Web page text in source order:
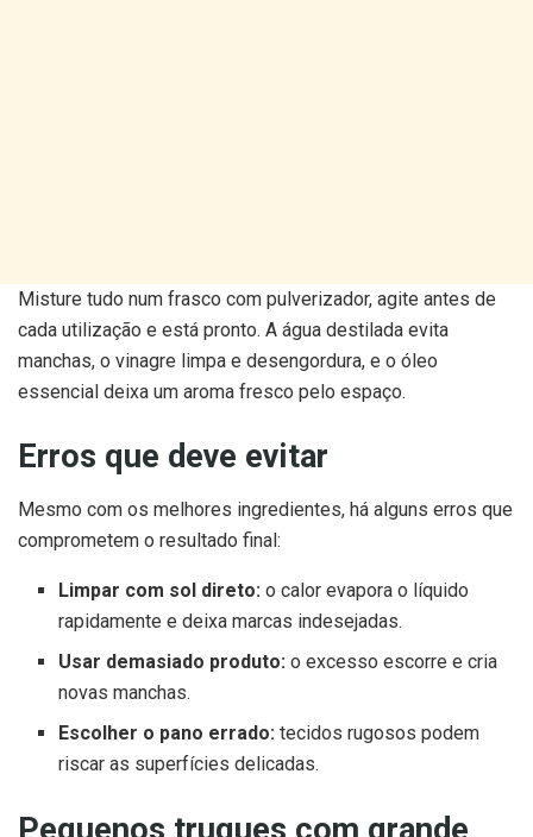
Misture tudo num frasco com pulverizador, agite antes de
cada utilização e está pronto. A água destilada evita
manchas, o vinagre limpa e desengordura, e o óleo
essencial deixa um aroma fresco pelo espaço.
Erros que deve evitar
Mesmo com os melhores ingredientes, há alguns erros que
comprometem o resultado final:
Limpar com sol direto: o calor evapora o líquido
rapidamente e deixa marcas indesejadas.
Usar demasiado produto: o excesso escorre e cria
novas manchas.
Escolher o pano errado: tecidos rugosos podem
riscar as superfícies delicadas.